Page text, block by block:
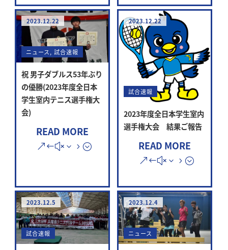
2023.12.22
ニュース ,試合速報
祝 男子ダブルス53年ぶり
の優勝(2023年度全日本
学生室内テニス選手権大
会)
READ MORE
2023.12.22
試合速報
2023年度全日本学生室内
選手権大会 結果ご報告
READ MORE
2023.12.5
試合速報
2023.12.4
ニュース